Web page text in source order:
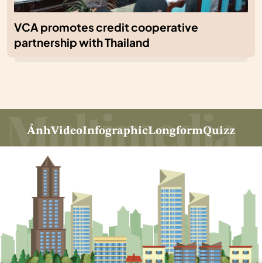
VCA promotes credit cooperative
partnership with Thailand
ẢnhVideoInfographicLongformQuizz